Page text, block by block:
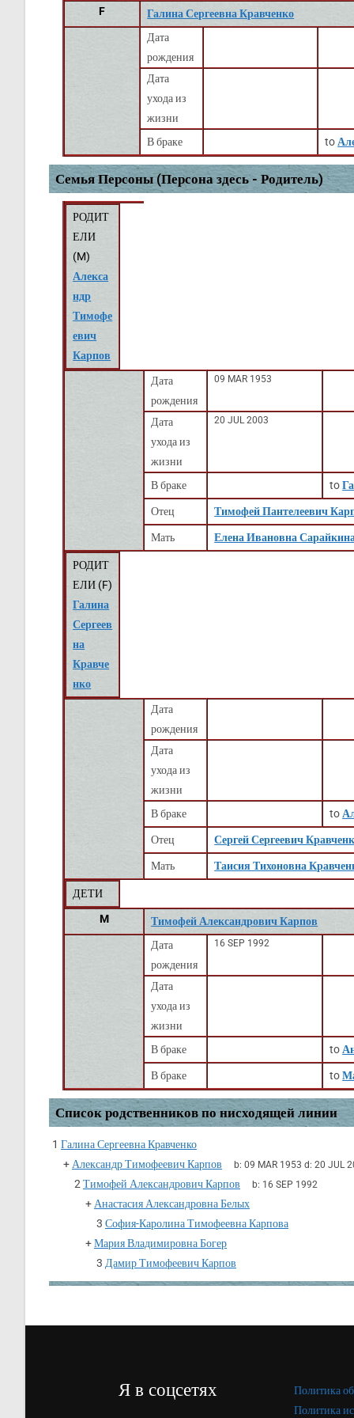
F
Галина Сергеевна Кравченко
Дата
рождения
Дата
ухода из
жизни
В браке
to
Семья Персоны (Персона здесь - Родитель)
РОДИТ
ЕЛИ
(M)
Алекса
ндр
Тимофе
евич
Карпов
Дата
рождения
09 MAR 1953
Дата
ухода из
жизни
20 JUL 2003
В браке to
Отец Тимофей Пантелеевич
Мать Елена Ивановна
РОДИТ
ЕЛИ (F)
Галина
Сергеев
на
Кравче
нко
Дата
рождения
Дата
ухода из
жизни
В браке
to
Отец Сергей Сергеевич
Мать Таисия Тихоновна
ДЕТИ
M
Тимофей Александрович Карпов
Дата
рождения
16 SEP 1992
Дата
ухода из
жизни
В браке
to
В браке to
Список родственников по нисходящей линии
1 Галина Сергеевна Кравченко
+ Александр Тимофеевич Карпов b: 09 MAR 1953 d: 20 JUL
2 Тимофей Александрович Карпов b: 16 SEP 1992
+ Анастасия Александровна Белых
3 София-Каролина Тимофеевна Карпова
+Мария Владимировна Богер
3 Дамир Тимофеевич Карпов
Я в соцсетях Политика
Политика